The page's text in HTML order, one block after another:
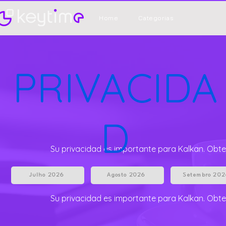
Home Categorias
Su privacidad es importante para Kalkan.
PRIVACIDA
D
Julho 2026 Agosto 2026 Setembro
Su privacidad es importante para Kalkan.